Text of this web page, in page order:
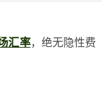
汇率，绝无隐性费